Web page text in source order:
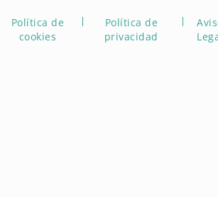
Política de
cookies
Política de
privacidad